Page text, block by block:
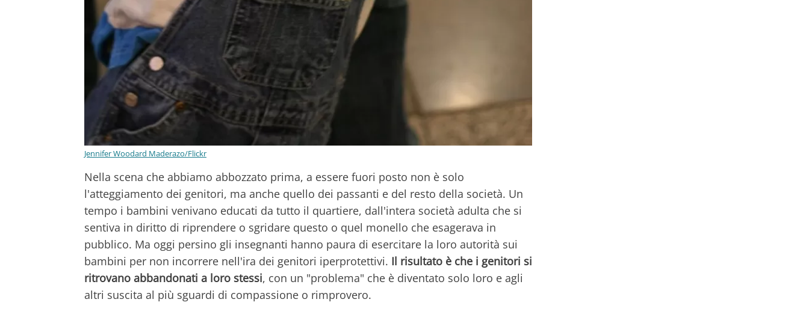
Jennifer Woodard Maderazo/Flickr
Nella scena che abbiamo abbozzato prima, a essere fuori posto non è solo
l'atteggiamento dei genitori, ma anche quello dei passanti e del resto della società. Un
tempo i bambini venivano educati da tutto il quartiere, dall'intera società adulta che si
sentiva in diritto di riprendere o sgridare questo o quel monello che esagerava in
pubblico. Ma oggi persino gli insegnanti hanno paura di esercitare la loro autorità sui
bambini per non incorrere nell'ira dei genitori iperprotettivi. Il risultato è che i genitori si
ritrovano abbandonati a loro stessi, con un "problema" che è diventato solo loro e agli
altri suscita al più sguardi di compassione o rimprovero.